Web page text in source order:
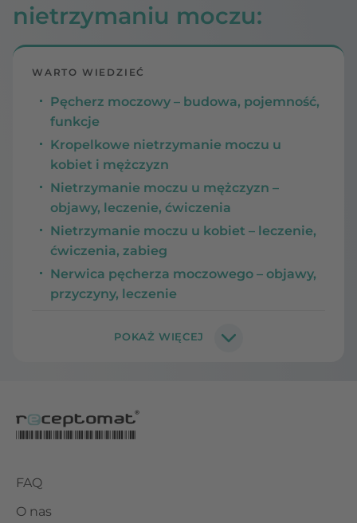
nietrzymaniu moczu:
WARTO WIEDZIEĆ
Pęcherz moczowy – budowa, pojemność,
funkcje
Kropelkowe nietrzymanie moczu u
kobiet i mężczyzn
Nietrzymanie moczu u mężczyzn –
objawy, leczenie, ćwiczenia
Nietrzymanie moczu u kobiet – leczenie,
ćwiczenia, zabieg
Nerwica pęcherza moczowego – objawy,
przyczyny, leczenie
FAQ
O nas